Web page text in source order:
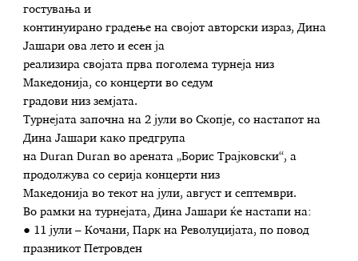
гостувања и
континуирано градење на својот авторски израз, Дина
Јашари ова лето и есен ја
реализира својата прва поголема турнеја низ
Македонија, со концерти во седум
градови низ земјата.
Турнејата започна на 2 јули во Скопје, со настапот на
Дина Јашари како предгрупа
на Duran Duran во арената „Борис Трајковски“, а
продолжува со серија концерти низ
Македонија во текот на јули, август и септември.
Во рамки на турнејата, Дина Јашари ќе настапи на:
● 11 јули – Кочани, Парк на Револуцијата, по повод
празникот Петровден